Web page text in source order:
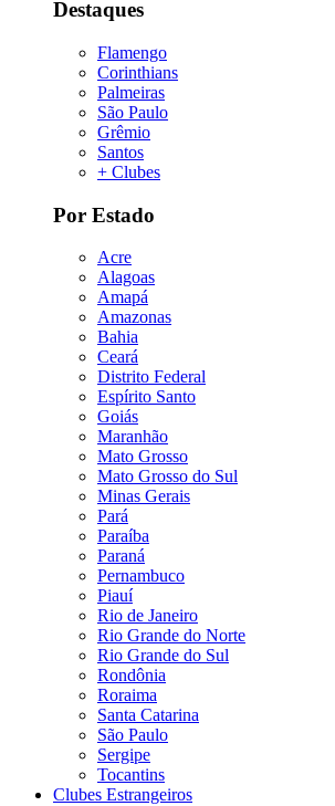
Destaques
Flamengo
Corinthians
Palmeiras
São Paulo
Grêmio
Santos
+ Clubes
Por Estado
Acre
Alagoas
Amapá
Amazonas
Bahia
Ceará
Distrito Federal
Espírito Santo
Goiás
Maranhão
Mato Grosso
Mato Grosso do Sul
Minas Gerais
Pará
Paraíba
Paraná
Pernambuco
Piauí
Rio de Janeiro
Rio Grande do Norte
Rio Grande do Sul
Rondônia
Roraima
Santa Catarina
São Paulo
Sergipe
Tocantins
Clubes Estrangeiros